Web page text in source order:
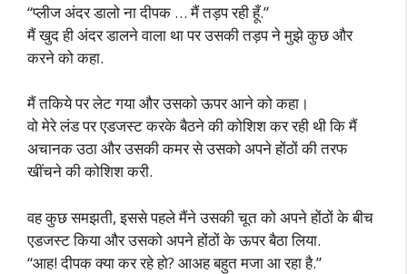
“प्लीज अंदर डालो ना दीपक … मैं तड़प रही हूँ.”
मैं खुद ही अंदर डालने वाला था पर उसकी तड़प ने मुझे कुछ और
करने को कहा.
मैं तकिये पर लेट गया और उसको ऊपर आने को कहा।
वो मेरे लंड पर एडजस्ट करके बैठने की कोशिश कर रही थी कि मैं
अचानक उठा और उसकी कमर से उसको अपने होंठों की तरफ
खींचने की कोशिश करी.
वह कुछ समझती, इससे पहले मैंने उसकी चूत को अपने होंठों के बीच
एडजस्ट किया और उसको अपने होंठों के ऊपर बैठा लिया.
“आह! दीपक क्या कर रहे हो? आअह बहुत मजा आ रहा है.”